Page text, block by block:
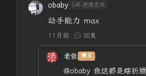
obaby Lv8.把酒言欢
动手能力 max
11月前 回复
老张 博主
@obaby 我这都是瞎折腾